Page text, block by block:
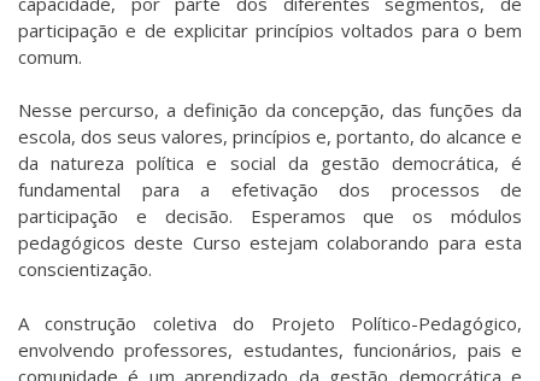
participação e de explicitar princípios voltados para o bem
comum.
Nesse percurso, a definição da concepção, das funções da
escola, dos seus valores, princípios e, portanto, do alcance e
da natureza política e social da gestão democrática, é
fundamental para a efetivação dos processos de
participação e decisão. Esperamos que os módulos
pedagógicos deste Curso estejam colaborando para esta
conscientização.
A construção coletiva do Projeto Político-Pedagógico,
envolvendo professores, estudantes, funcionários, pais e
comunidade é um aprendizado da gestão democrática e